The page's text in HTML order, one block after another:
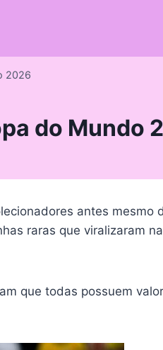
2026
do Mundo
antes mesmo
raras que viralizaram
que todas possuem